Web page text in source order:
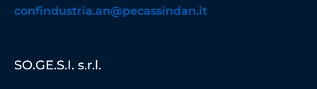
confindustria.an@pecassindan.it
SO.GE.S.I. s.r.l.